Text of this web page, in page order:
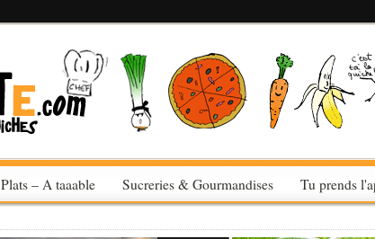
Plats – A taaable Sucreries & Gourmandises Tu prends